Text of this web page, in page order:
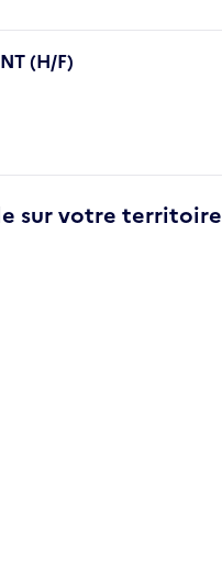
(H/F)
sur votre territoire